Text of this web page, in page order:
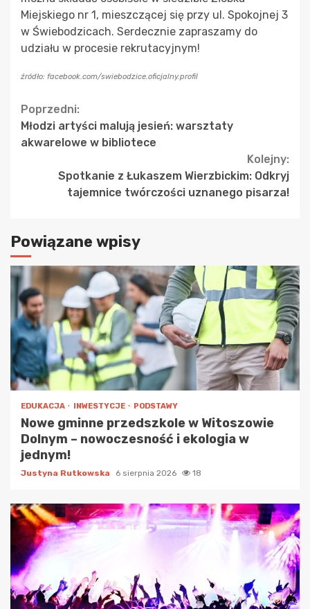
Miejskiego nr 1, mieszczącej się przy ul. Spokojnej 3
w Świebodzicach. Serdecznie zapraszamy do
udziału w procesie rekrutacyjnym!
źródło: facebook.com/swiebodzice.oficjalny.profil
Continue
Reading
Poprzedni:
Młodzi artyści malują jesień: warsztaty
akwarelowe w bibliotece
Kolejny:
Spotkanie z Łukaszem Wierzbickim: Odkryj
tajemnice twórczości uznanego pisarza!
Powiązane wpisy
EDUKACJA INWESTYCJE PODSTAWY
Nowe gminne przedszkole w Witoszowie
Dolnym – nowoczesność i ekologia w
jednym!
Justyna Rutkowska 6 sierpnia 2026 18